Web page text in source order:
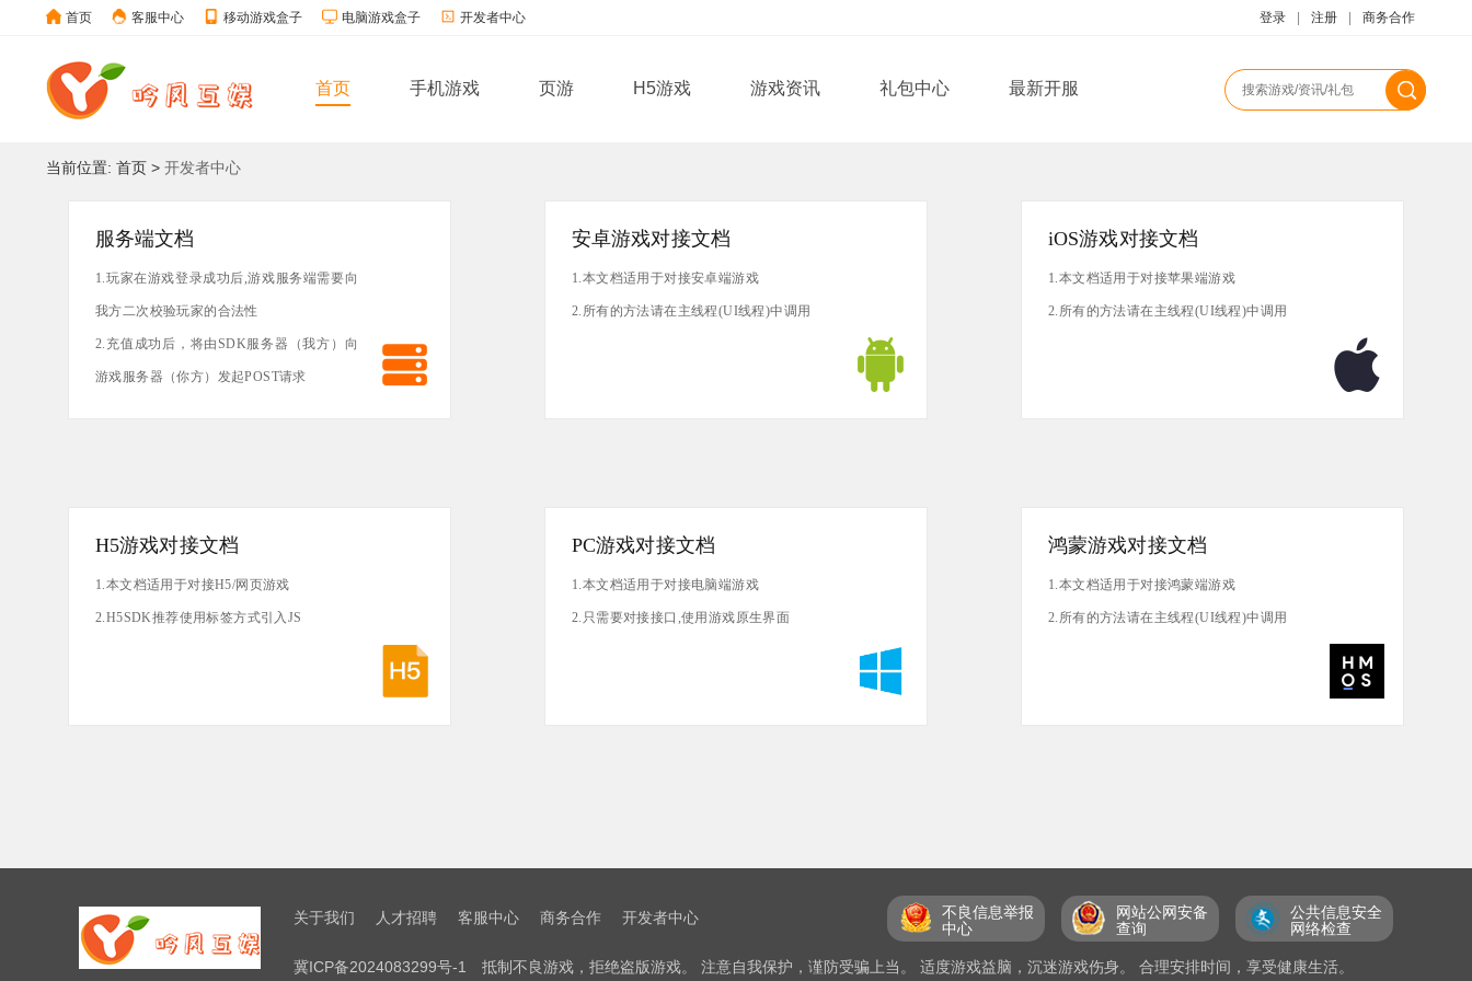
首页 客服中心 移动游戏盒子 电脑游戏盒子 开发者中心 登录 注册 商务合作
首页 手机游戏 页游 H5游戏 游戏资讯 礼包中心 最新开服
当前位置: 首页 > 开发者中心
服务端文档
1.玩家在游戏登录成功后,游戏服务端需要向
我方二次校验玩家的合法性
2.充值成功后，将由SDK服务器（我方）向
游戏服务器（你方）发起POST请求
安卓游戏对接文档
1.本文档适用于对接安卓端游戏
2.所有的方法请在主线程(UI线程)中调用
iOS游戏对接文档
1.本文档适用于对接苹果端游戏
2.所有的方法请在主线程(UI线程)中调用
H5游戏对接文档
1.本文档适用于对接H5/网页游戏
2.H5SDK推荐使用标签方式引入JS
PC游戏对接文档
1.本文档适用于对接电脑端游戏
2.只需要对接接口,使用游戏原生界面
鸿蒙游戏对接文档
1.本文档适用于对接鸿蒙端游戏
2.所有的方法请在主线程(UI线程)中调用
关于我们 人才招聘 客服中心 商务合作 开发者中心
冀ICP备2024083299号-1 抵制不良游戏，拒绝盗版游戏。 注意自我保护，谨防受骗上当。 适度游戏益脑，沉迷游戏伤身。 合理安排时间，享受健康生活。
公共信息安全
网络检查
网站公网安备
查询
不良信息举报
中心